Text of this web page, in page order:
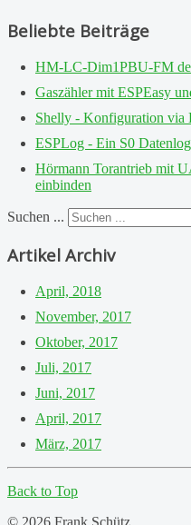
Beliebte Beiträge
HM-LC-Dim1PBU-FM
Gaszähler mit ESPEasy
Shelly - Konfiguration via
ESPLog - Ein S0
Hörmann Torantrieb mit
einbinden
Suchen ...
Artikel Archiv
April, 2018
November, 2017
Oktober, 2017
Juli, 2017
Juni, 2017
April, 2017
März, 2017
Back to Top
© 2026 Frank Schütz